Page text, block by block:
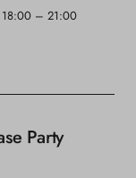
18:00 – 21:00
Party